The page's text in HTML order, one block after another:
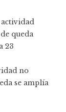
no
se amplía